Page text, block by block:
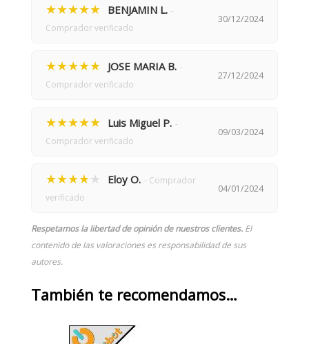
★★★★★ BENJAMIN L. -
Comprador verificado
30/12/2024
★★★★★ JOSE MARIA B. -
Comprador verificado
27/12/2024
★★★★★ Luis Miguel P. -
Comprador verificado
09/03/2024
★★★★★ Eloy O. - Comprador
verificado
04/01/2024
Respetamos la libertad de opinión de nuestros clientes. El
contenido de las valoraciones es responsabilidad de sus
autores.
También te recomendamos…